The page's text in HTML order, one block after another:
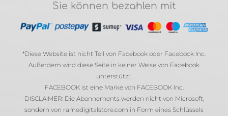
Sie können bezahlen mit
*Diese Website ist nicht Teil von Facebook oder Facebook Inc.
Außerdem wird diese Seite in keiner Weise von Facebook
unterstützt.
FACEBOOK ist eine Marke von FACEBOOK Inc.
DISCLAIMER: Die Abonnements werden nicht von Microsoft,
sondern von ramedigitalstore.com in Form eines Schlüssels